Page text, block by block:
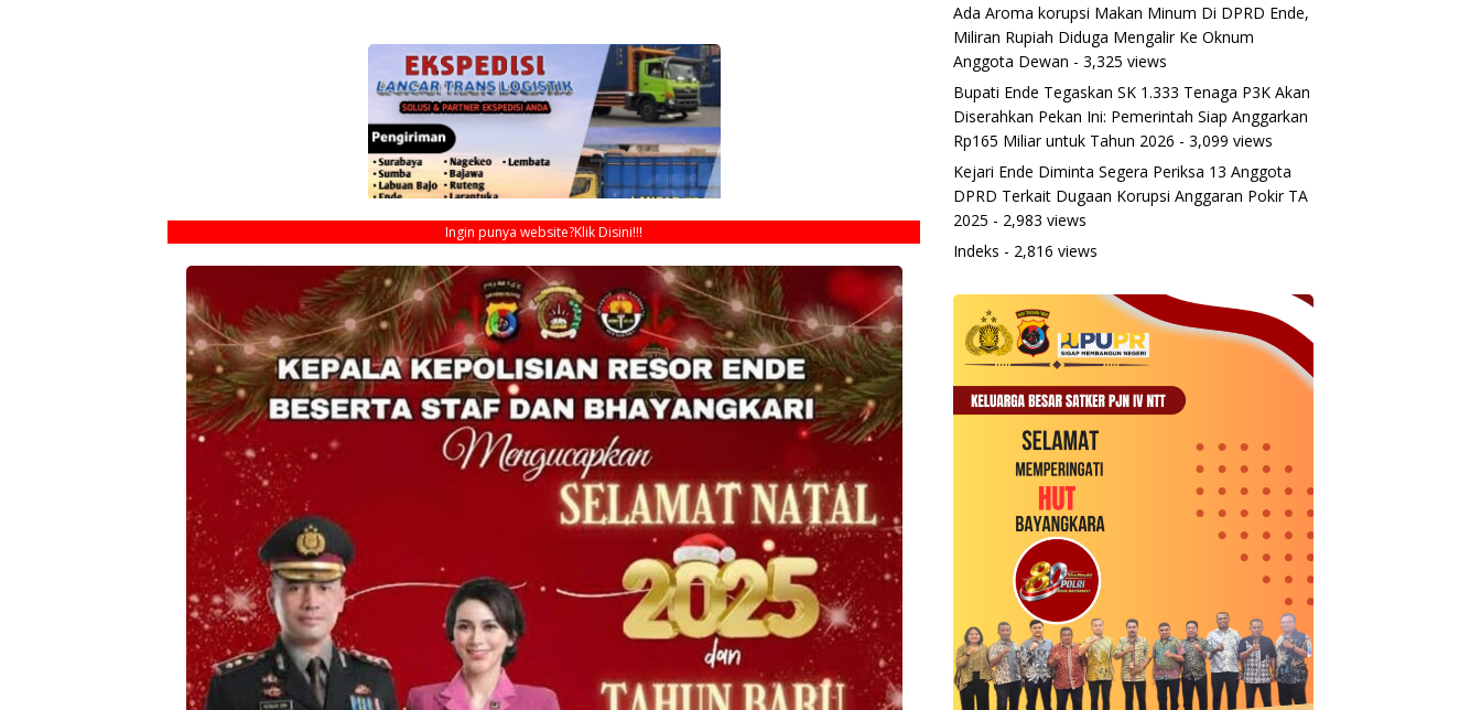
Ingin punya website?Klik Disini!!!
Ada Aroma korupsi Makan Minum Di DPRD Ende,
Miliran Rupiah Diduga Mengalir Ke Oknum
Anggota Dewan - 3,325 views
Bupati Ende Tegaskan SK 1.333 Tenaga P3K Akan
Diserahkan Pekan Ini: Pemerintah Siap Anggarkan
Rp165 Miliar untuk Tahun 2026 - 3,099 views
Kejari Ende Diminta Segera Periksa 13 Anggota
DPRD Terkait Dugaan Korupsi Anggaran Pokir TA
2025 - 2,983 views
Indeks - 2,816 views